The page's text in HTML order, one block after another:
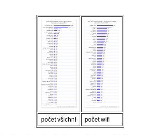
počet všichni počet wifi